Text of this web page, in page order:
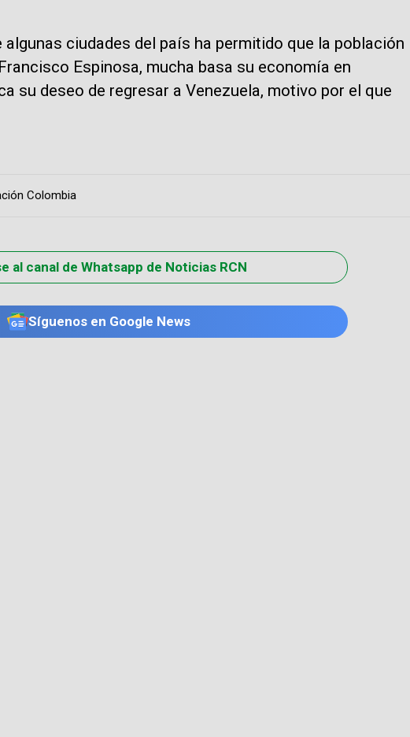
ciudades del país ha permitido que la población
Espinosa, mucha basa su economía en
su deseo de regresar a Venezuela, motivo por el que
Colombia
al canal de Whatsapp de Noticias RCN
Síguenos en Google News